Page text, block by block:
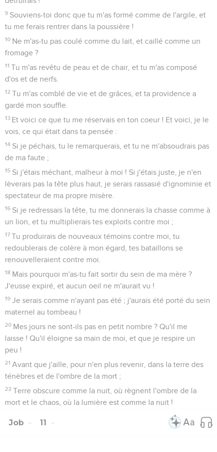
9 Souviens-toi donc que tu m'as formé comme de l'argile, et
tu me ferais rentrer dans la poussière !
10 Ne m'as-tu pas coulé comme du lait, et caillé comme un
fromage ?
11 Tu m'as revêtu de peau et de chair, et tu m'as composé
d'os et de nerfs.
12 Tu m'as comblé de vie et de grâces, et ta providence a
gardé mon souffle.
13 Et voici ce que tu me réservais en ton coeur ! Et voici, je le
vois, ce qui était dans ta pensée :
14 Si je péchais, tu le remarquerais, et tu ne m'absoudrais pas
de ma faute ;
15 Si j'étais méchant, malheur à moi ! Si j'étais juste, je n'en
lèverais pas la tête plus haut, je serais rassasié d'ignominie et
spectateur de ma propre misère.
16 Si je redressais la tête, tu me donnerais la chasse comme à
un lion, et tu multiplierais tes exploits contre moi ;
17 Tu produirais de nouveaux témoins contre moi, tu
redoublerais de colère à mon égard, tes bataillons se
renouvelleraient contre moi.
18 Mais pourquoi m'as-tu fait sortir du sein de ma mère ?
J'eusse expiré, et aucun oeil ne m'aurait vu !
19 Je serais comme n'ayant pas été ; j'aurais été porté du sein
maternel au tombeau !
20 Mes jours ne sont-ils pas en petit nombre ? Qu'il me
laisse ! Qu'il éloigne sa main de moi, et que je respire un
peu !
21 Avant que j'aille, pour n'en plus revenir, dans la terre des
ténèbres et de l'ombre de la mort ;
22 Terre obscure comme la nuit, où règnent l'ombre de la
mort et le chaos, où la lumière est comme la nuit !
Job 11